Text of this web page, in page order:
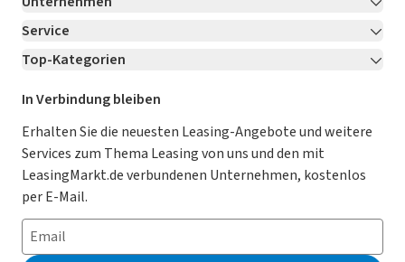
Über LeasingMarkt.de
Karriere Jetzt bewerben!
Für Händler
Kooperation mit AutoScout24
AGB
Datenschutz
Impressum
Service
Kontakt
Ratgeber
Magazin
Datenschutz-Einstellungen
So funktioniert’s
Häufig gestellte Fragen
Top-Kategorien
Leasing Deals
Gebrauchtwagen Leasing
Leasing ohne Anzahlung
E-Auto Leasing
Privatleasing
Leasing-Vergleiche
In Verbindung bleiben
Erhalten Sie die neuesten Leasing-Angebote und weitere
Services zum Thema Leasing von uns und den mit
LeasingMarkt.de verbundenen Unternehmen, kostenlos
per E-Mail.